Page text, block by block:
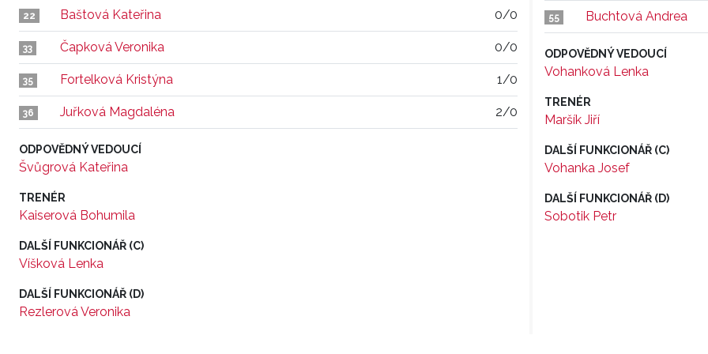
22 Baštová Kateřina 0/0
33 Čapková Veronika 0/0
35 Fortelková Kristýna 1/0
36 Juřková Magdaléna 2/0
ODPOVĚDNÝ VEDOUCÍ
Švůgrová Kateřina
TRENÉR
Kaiserová Bohumila
DALŠÍ FUNKCIONÁŘ (C)
Víšková Lenka
DALŠÍ FUNKCIONÁŘ (D)
Rezlerová Veronika
55 Buchtová Andrea
ODPOVĚDNÝ VEDOUCÍ
Vohanková Lenka
TRENÉR
Maršík Jiří
DALŠÍ FUNKCIONÁŘ (C)
Vohanka Josef
DALŠÍ FUNKCIONÁŘ (D)
Sobotik Petr